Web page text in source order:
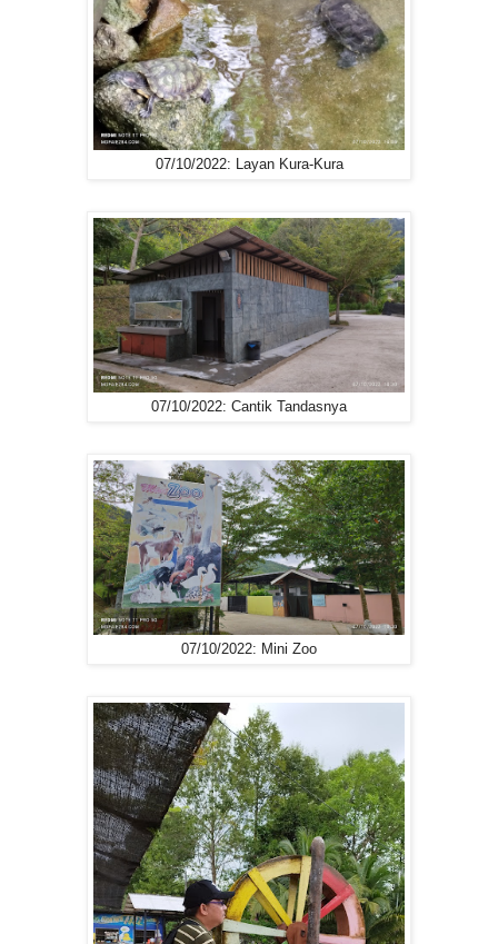
07/10/2022: Layan Kura-Kura
07/10/2022: Cantik Tandasnya
07/10/2022: Mini Zoo